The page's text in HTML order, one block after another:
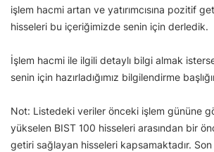
işlem hacmi artan ve yatırımcısına pozitif
hisseleri bu içeriğimizde senin için derledik.
İşlem hacmi ile ilgili detaylı bilgi almak
senin için hazırladığımız bilgilendirme
Not: Listedeki veriler önceki işlem gününe
yükselen BIST 100 hisseleri arasından bir
getiri sağlayan hisseleri kapsamaktadır.